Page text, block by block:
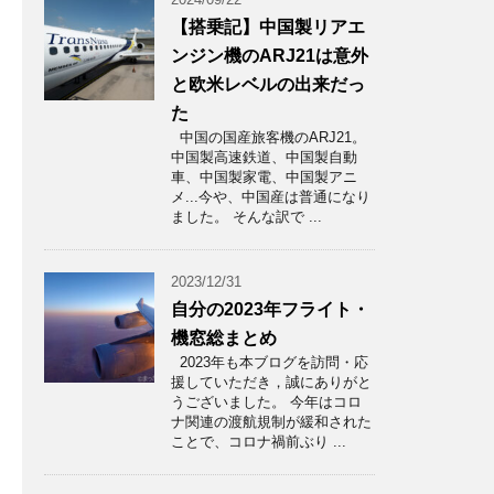
【搭乗記】中国製リアエ
ンジン機のARJ21は意外
と欧米レベルの出来だっ
た
中国の国産旅客機のARJ21。
中国製高速鉄道、中国製自動
車、中国製家電、中国製アニ
メ...今や、中国産は普通になり
ました。 そんな訳で ...
2023/12/31
自分の2023年フライト・
機窓総まとめ
2023年も本ブログを訪問・応
援していただき，誠にありがと
うございました。 今年はコロ
ナ関連の渡航規制が緩和された
ことで、コロナ禍前ぶり ...